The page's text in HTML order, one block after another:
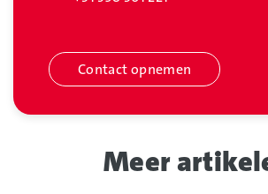
Contact opnemen
Meer